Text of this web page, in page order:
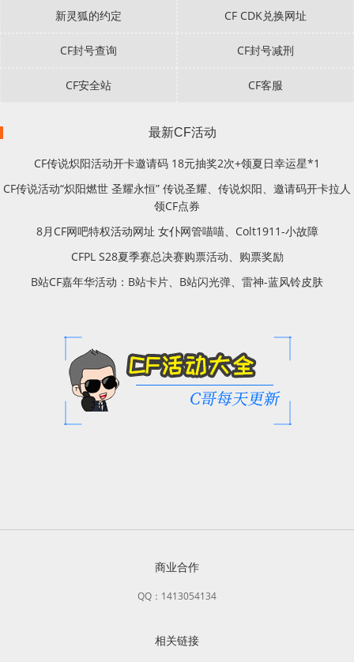
新灵狐的约定 CF CDK兑换网址
CF封号查询 CF封号减刑
CF安全站 CF客服
最新CF活动
CF传说炽阳活动开卡邀请码 18元抽奖2次+领夏日幸运星*1
CF传说活动“炽阳燃世 圣耀永恒” 传说圣耀、传说炽阳、邀请码开卡拉人
领CF点券
8月CF网吧特权活动网址 女仆网管喵喵、Colt1911-小故障
CFPL S28夏季赛总决赛购票活动、购票奖励
B站CF嘉年华活动：B站卡片、B站闪光弹、雷神-蓝风铃皮肤
商业合作
QQ：1413054134
相关链接